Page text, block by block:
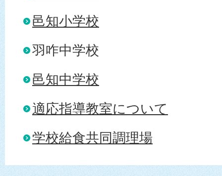
邑知小学校
羽咋中学校
邑知中学校
適応指導教室について
学校給食共同調理場